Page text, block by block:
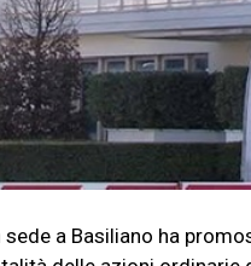
sede a Basiliano ha